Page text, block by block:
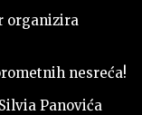
organizira
nesreća!
Panovića